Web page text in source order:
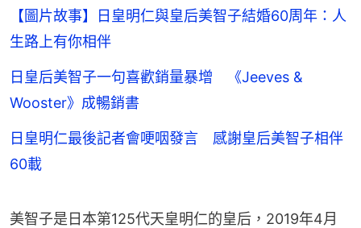
【圖片故事】日皇明仁與皇后美智子結婚60周年：人
生路上有你相伴
日皇后美智子一句喜歡銷量暴增 《Jeeves &
Wooster》成暢銷書
日皇明仁最後記者會哽咽發言 感謝皇后美智子相伴
60載
美智子是日本第125代天皇明仁的皇后，2019年4月